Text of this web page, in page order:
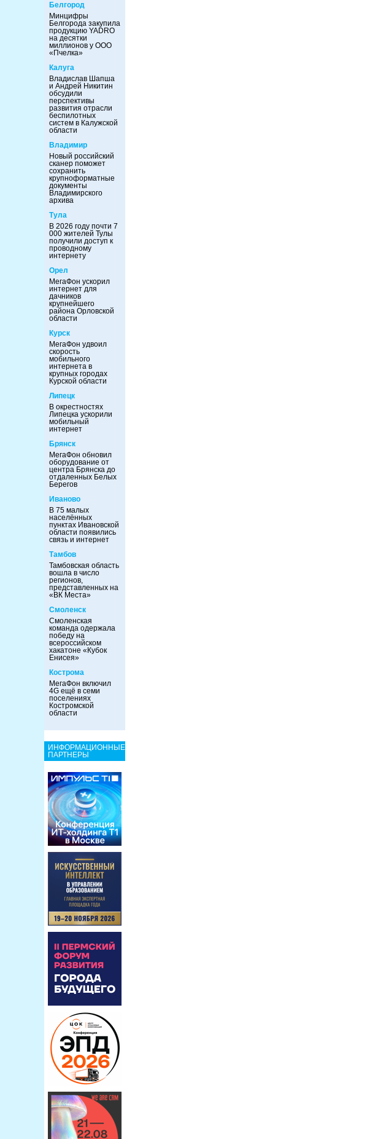
Белгород
Минцифры
Белгорода закупила
продукцию YADRO
на десятки
миллионов у ООО
«Пчелка»
Калуга
Владислав Шапша
и Андрей Никитин
обсудили
перспективы
развития отрасли
беспилотных
систем в Калужской
области
Владимир
Новый российский
сканер поможет
сохранить
крупноформатные
документы
Владимирского
архива
Тула
В 2026 году почти 7
000 жителей Тулы
получили доступ к
проводному
интернету
Орел
МегаФон ускорил
интернет для
дачников
крупнейшего
района Орловской
области
Курск
МегаФон удвоил
скорость
мобильного
интернета в
крупных городах
Курской области
Липецк
В окрестностях
Липецка ускорили
мобильный
интернет
Брянск
МегаФон обновил
оборудование от
центра Брянска до
отдаленных Белых
Берегов
Иваново
В 75 малых
населённых
пунктах Ивановской
области появились
связь и интернет
Тамбов
Тамбовская область
вошла в число
регионов,
представленных на
«ВК Места»
Смоленск
Смоленская
команда одержала
победу на
всероссийском
хакатоне «Кубок
Енисея»
Кострома
МегаФон включил
4G ещё в семи
поселениях
Костромской
области
ИНФОРМАЦИОННЫЕ
ПАРТНЕРЫ